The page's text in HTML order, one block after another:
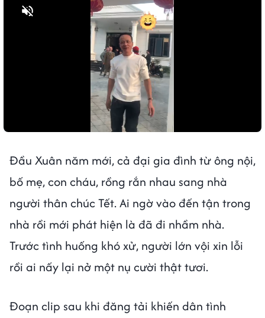
Đầu Xuân năm mới, cả đại gia đình từ ông nội,
bố mẹ, con cháu, rồng rắn nhau sang nhà
người thân chúc Tết. Ai ngờ vào đến tận trong
nhà rồi mới phát hiện là đã đi nhầm nhà.
Trước tình huống khó xử, người lớn vội xin lỗi
rồi ai nấy lại nở một nụ cười thật tươi.
Đoạn clip sau khi đăng tải khiến dân tình